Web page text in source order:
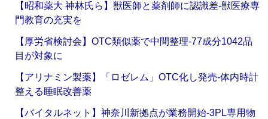
【昭和薬大 神林氏ら】獣医師と薬剤師に認識差‐獣医療専
門教育の充実を
【厚労省検討会】OTC類似薬で中間整理‐77成分1042品
目が対象に
【アリナミン製薬】「ロゼレム」OTC化し発売‐体内時計
整える睡眠改善薬
【バイタルネット】神奈川新拠点が業務開始‐3PL専用物